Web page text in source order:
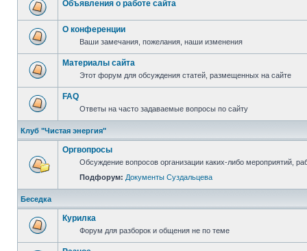
Объявления о работе сайта
О конференции
Ваши замечания, пожелания, наши изменения
Материалы сайта
Этот форум для обсуждения статей, размещенных на сайте
FAQ
Ответы на часто задаваемые вопросы по сайту
Клуб "Чистая энергия"
Оргвопросы
Обсуждение вопросов организации каких-либо мероприятий,
Подфорум: Документы Суздальцева
Беседка
Курилка
Форум для разборок и общения не по теме